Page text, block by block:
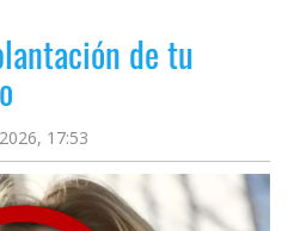
de tu
17:53